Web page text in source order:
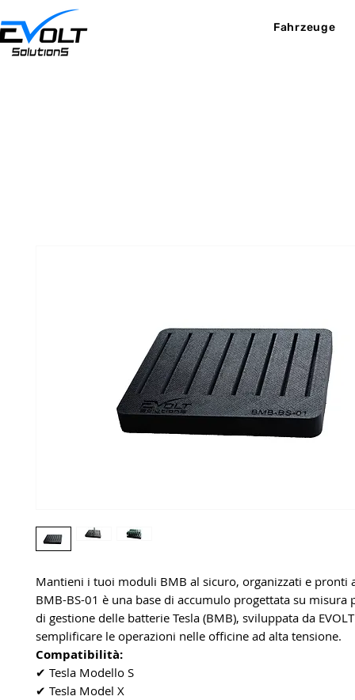
Fahrzeuge
Mantieni i tuoi moduli BMB al sicuro, organizzati e pronti
BMB-BS-01 è una base di accumulo progettata su misura
di gestione delle batterie Tesla (BMB), sviluppata da
semplificare le operazioni nelle officine ad alta tensione.
Compatibilità:
✔ Tesla Modello S
✔ Tesla Model X